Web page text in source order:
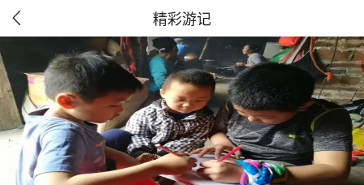
 精彩游记